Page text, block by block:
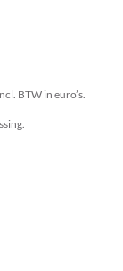
BTW in euro’s.